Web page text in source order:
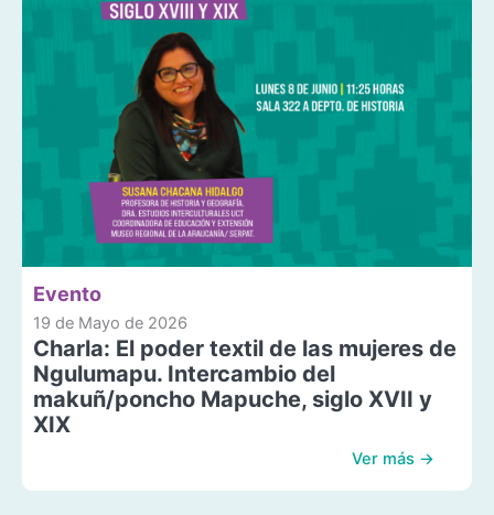
Evento
19 de Mayo de 2026
Charla: El poder textil de las mujeres de
Ngulumapu. Intercambio del
makuñ/poncho Mapuche, siglo XVII y
XIX
Ver más →